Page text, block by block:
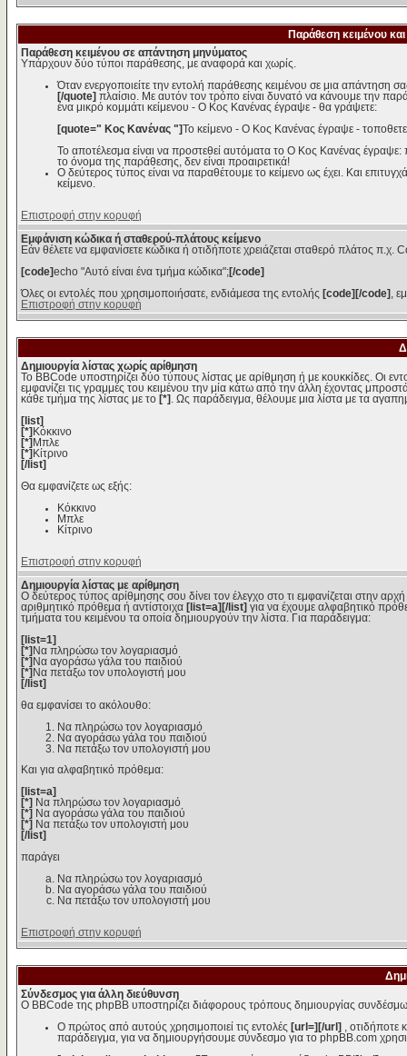
Παράθεση κειμένου
Παράθεση κειμένου σε απάντηση μηνύματος
Υπάρχουν δύο τύποι παράθεσης, με αναφορά και χωρίς.
Όταν ενεργοποιείτε την εντολή παράθεσης κειμένου σε μια απάντηση
[/quote] πλαίσιο. Με αυτόν τον τρόπο είναι δυνατό να κάνουμε την
ένα μικρό κομμάτι κείμενου - Ο Κος Κανένας έγραψε - θα γράψετε:
[quote=" Κος Κανένας "]Το κείμενο - Ο Κος Κανένας έγραψε -
Το αποτέλεσμα είναι να προστεθεί αυτόματα το Ο Κος Κανένας
το όνομα της παράθεσης, δεν είναι προαιρετικά!
Ο δεύτερος τύπος είναι να παραθέτουμε το κείμενο ως έχει. Και
κείμενο.
Επιστροφή στην κορυφή
Εμφάνιση κώδικα ή σταθερού-πλάτους κείμενο
Εάν θέλετε να εμφανίσετε κώδικα ή οτιδήποτε χρειάζεται σταθερό πλάτος π.χ.
[code] echo "Αυτό είναι ένα τμήμα κώδικα"; [/code]
Όλες οι εντολές που χρησιμοποιήσατε, ενδιάμεσα της εντολής
[code][/code]
,
Επιστροφή στην κορυφή
Δημιουργία λίστας χωρίς αρίθμηση
Το BBCode υποστηρίζει δύο τύπους λίστας με αρίθμηση ή με κουκκίδες. Οι
εμφανίζει τις γραμμές του κειμένου την μία κάτω από την άλλη έχοντας
κάθε τμήμα της λίστας με το [*]
. Ως παράδειγμα, θέλουμε μια λίστα με τα
[list]
[*] Κόκκινο
[*] Μπλε
[*] Κίτρινο
[/list]
Θα εμφανίζετε ως εξής:
Κόκκινο
Μπλε
Κίτρινο
Επιστροφή στην κορυφή
Δημιουργία λίστας με αρίθμηση
Ο δεύτερος τύπος αρίθμησης σου δίνει τον έλεγχο στο τι εμφανίζεται στην
αριθμητικό πρόθεμα ή αντίστοιχα
[list=a][/list] για να έχουμε αλφαβητικό
τμήματα του κειμένου τα οποία δημιουργούν την λίστα. Για παράδειγμα:
[list=1]
[*] Να πληρώσω τον λογαριασμό
[*] Να αγοράσω γάλα του παιδιού
[*] Να πετάξω τον υπολογιστή μου
[/list]
θα εμφανίσει το ακόλουθο:
Να πληρώσω τον λογαριασμό
Να αγοράσω γάλα του παιδιού
Να πετάξω τον υπολογιστή μου
Και για αλφαβητικό πρόθεμα:
[list=a]
[*]
Να πληρώσω τον λογαριασμό
[*]
Να αγοράσω γάλα του παιδιού
[*]
Να πετάξω τον υπολογιστή μου
[/list]
παράγει
Να πληρώσω τον λογαριασμό
Να αγοράσω γάλα του παιδιού
Να πετάξω τον υπολογιστή μου
Επιστροφή στην κορυφή
Σύνδεσμος για άλλη διεύθυνση
Ο BBCode της phpBB υποστηρίζει διάφορους τρόπους δημιουργίας
Ο πρώτος από αυτούς χρησιμοποιεί τις εντολές [url=][/url]
, οτιδήποτε
παράδειγμα, για να δημιουργήσουμε σύνδεσμο για το phpBB.com